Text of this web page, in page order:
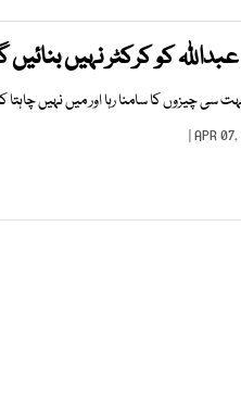
کو کرکٹر نہیں
چیزوں کا سامنا رہا اور میں نہیں چاہتا